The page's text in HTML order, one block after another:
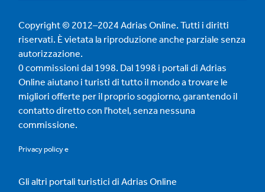
Copyright © 2012–2024 Adrias Online. Tutti i diritti
riservati. È vietata la riproduzione anche parziale senza
autorizzazione.
0 commissioni dal 1998. Dal 1998 i portali di Adrias
Online aiutano i turisti di tutto il mondo a trovare le
migliori offerte per il proprio soggiorno, garantendo il
contatto diretto con l'hotel, senza nessuna
commissione.
Privacy policye
Gli altri portali turistici di Adrias Online